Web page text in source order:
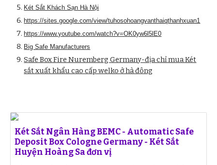
Két Sắt Khách Sạn Hà Nội
https://sites.google.com/view/tuhosohoangvanthaiqthanhxuan1
https://www.youtube.com/watch?v=OK0yw6l5lE0
Big Safe Manufacturers
Safe Box Fire Nuremberg Germany-địa chỉ mua Két
sắt xuất khẩu cao cấp welko ở hà đông
Két Sắt Ngân Hàng BEMC - Automatic Safe
Deposit Box Cologne Germany - Két Sắt
Huyện Hoàng Sa đơn vị